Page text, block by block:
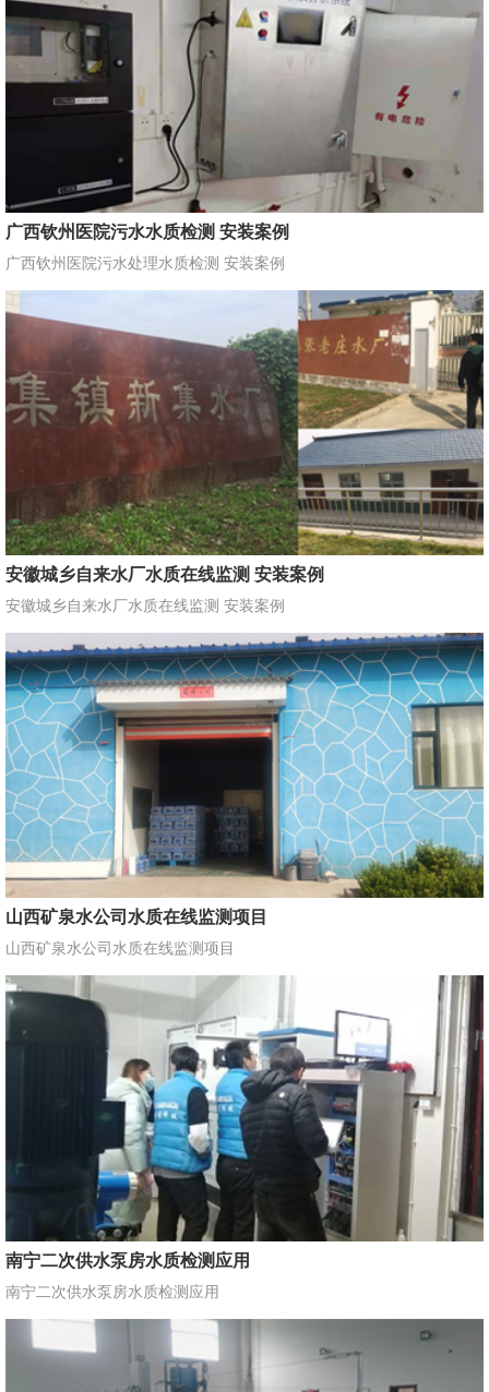
广西钦州医院污水水质检测 安装案例
广西钦州医院污水处理水质检测 安装案例
安徽城乡自来水厂水质在线监测 安装案例
安徽城乡自来水厂水质在线监测 安装案例
山西矿泉水公司水质在线监测项目
山西矿泉水公司水质在线监测项目
南宁二次供水泵房水质检测应用
南宁二次供水泵房水质检测应用